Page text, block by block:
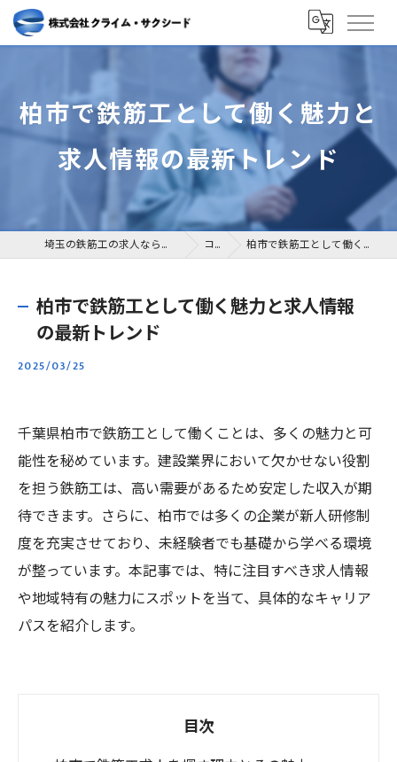
柏市で鉄筋工として働く魅力と
求人情報の最新トレンド
埼玉の鉄筋工の求人なら株式会社クライム・サクシード コラム 柏市で鉄筋工として働く魅力と求人情報の最新トレンド
柏市で鉄筋工として働く魅力と求人情報
の最新トレンド
2025/03/25
千葉県柏市で鉄筋工として働くことは、多くの魅力と可
能性を秘めています。建設業界において欠かせない役割
を担う鉄筋工は、高い需要があるため安定した収入が期
待できます。さらに、柏市では多くの企業が新人研修制
度を充実させており、未経験者でも基礎から学べる環境
が整っています。本記事では、特に注目すべき求人情報
や地域特有の魅力にスポットを当て、具体的なキャリア
パスを紹介します。
目次